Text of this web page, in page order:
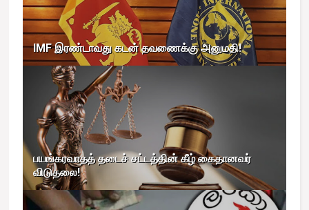
IMF இரண்டாவது கடன் தவணைக்கு அனுமதி!
பயங்கரவாதத் தடைச் சட்டத்தின் கீழ் கைதானவர்
விடுதலை!